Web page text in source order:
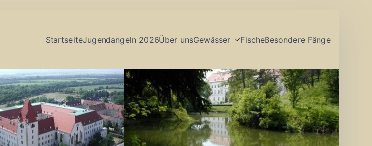
StartseiteJugendangeln 2026Über unsGewässer FischeBesondere Fänge